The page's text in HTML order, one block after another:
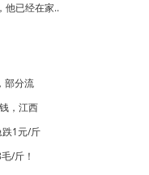
他已经在家..
部分流
，江西
跌1元/斤
/斤！